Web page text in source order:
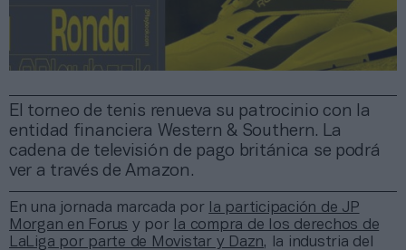
El torneo de tenis renueva su patrocinio con la
entidad financiera Western & Southern. La
cadena de televisión de pago británica se podrá
ver a través de Amazon.
En una jornada marcada por
la participación de JP
Morgan en Forus y por
la compra de los derechos de
LaLiga por parte de Movistar y Dazn, la industria del